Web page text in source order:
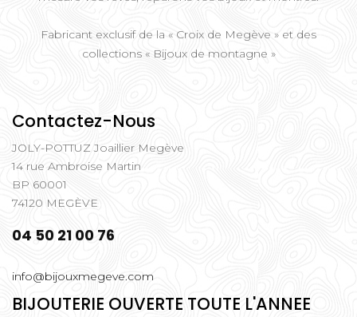
Fabricant exclusif de la « Croix de Megève » et des
collections « Bijoux de montagne »
Contactez-Nous
JOLY-POTTUZ Joaillier Megève
14 rue Ambroise Martin
BP 60001
74120 MEGÈVE
04 50 21 00 76
info@bijouxmegeve.com
BIJOUTERIE OUVERTE TOUTE L'ANNEE